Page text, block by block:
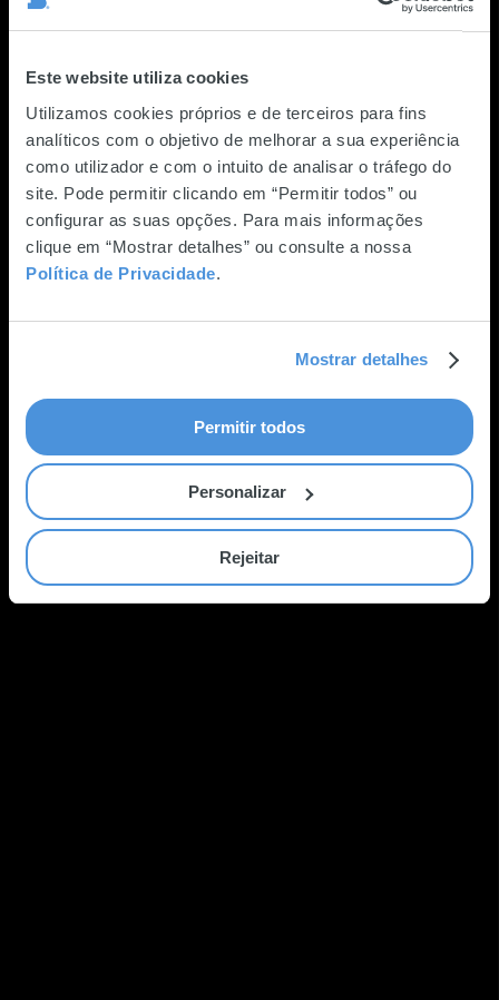
Este website utiliza cookies
Utilizamos cookies próprios e de terceiros para fins
analíticos com o objetivo de melhorar a sua experiência
como utilizador e com o intuito de analisar o tráfego do
site. Pode permitir clicando em “Permitir todos” ou
configurar as suas opções. Para mais informações
clique em “Mostrar detalhes” ou consulte a nossa
Política de Privacidade.
Mostrar detalhes
Permitir todos
Personalizar
Rejeitar